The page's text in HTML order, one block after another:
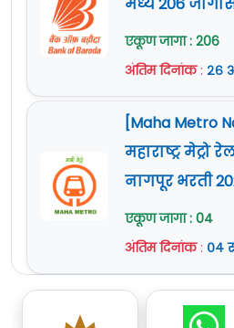
मध्ये 206
एकूण जागा : 206
अंतिम दिनांक: २६
[Maha Metro
महाराष्ट्र मेट्रो
नागपूर भरती
एकूण जागा : 04
अंतिम दिनांक: ०४